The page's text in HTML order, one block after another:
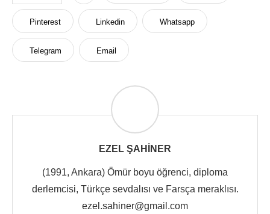
Pinterest Linkedin Whatsapp
Telegram Email
EZEL ŞAHINER
(1991, Ankara) Ömür boyu öğrenci, diploma
derlemcisi, Türkçe sevdalısı ve Farsça meraklısı.
ezel.sahiner@gmail.com